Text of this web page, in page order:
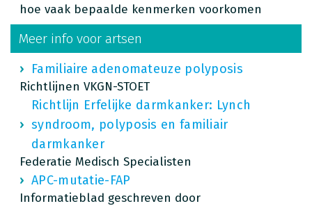
hoe vaak bepaalde kenmerken voorkomen
Meer info voor artsen
Familiaire adenomateuze polyposis
Richtlijnen VKGN-STOET
Richtlijn Erfelijke darmkanker: Lynch
syndroom, polyposis en familiair
darmkanker
Federatie Medisch Specialisten
APC-mutatie-FAP
Informatieblad geschreven door